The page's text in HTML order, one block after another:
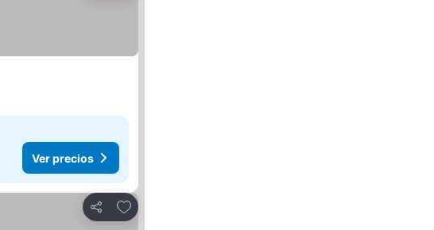
Ver precios
Compartir
Añadir a favoritos